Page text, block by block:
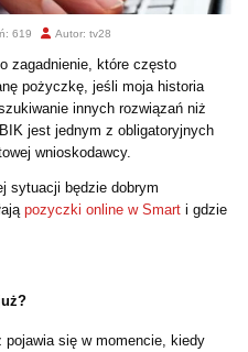
619 Autor: tv28
zagadnienie, które często
pożyczkę, jeśli moja historia
innych rozwiązań niż
jest jednym z obligatoryjnych
wnioskodawcy.
sytuacji będzie dobrym
pozyczki online w Smart i gdzie
jest na już?
się w momencie, kiedy